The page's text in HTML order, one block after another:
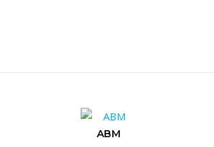
ABM